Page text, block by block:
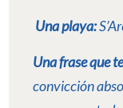
Una playa:
Una frase que
convicción